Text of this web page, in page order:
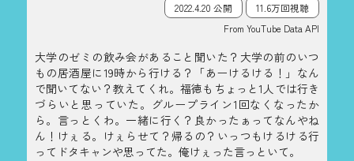
2022.4.20 公開
11.6万回視聴
From YouTube Data API
大学のゼミの飲み会があること聞いた？大学の前のいつ
もの居酒屋に19時から行ける？「あーけるける！」なん
で聞いてない？教えてくれ。福徳もちょっと1人では行き
づらいと思っていた。グループライン1回なくなったか
ら。言っとくわ。一緒に行く？良かったぁってなんやね
ん！けぇる。けぇらせて？帰るの？いっつもけるける行
ってドタキャンや思ってた。俺けぇった言っといて。